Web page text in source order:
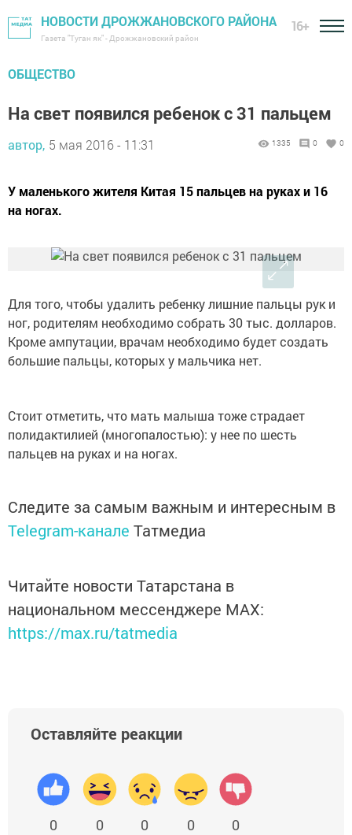
НОВОСТИ ДРОЖЖАНОВСКОГО РАЙОНА
Газета "Туган як" - Дрожжановский район
16+
ОБЩЕСТВО
На свет появился ребенок с 31 пальцем
автор, 5 мая 2016 - 11:31 1335 0 0
У маленького жителя Китая 15 пальцев на руках и 16
на ногах.
Для того, чтобы удалить ребенку лишние пальцы рук и
ног, родителям необходимо собрать 30 тыс. долларов.
Кроме ампутации, врачам необходимо будет создать
большие пальцы, которых у мальчика нет.
Стоит отметить, что мать малыша тоже страдает
полидактилией (многопалостью): у нее по шесть
пальцев на руках и на ногах.
Следите за самым важным и интересным в
Telegram-канале Татмедиа
Читайте новости Татарстана в
национальном мессенджере MАХ:
https://max.ru/tatmedia
Оставляйте реакции
0 0 0 0 0